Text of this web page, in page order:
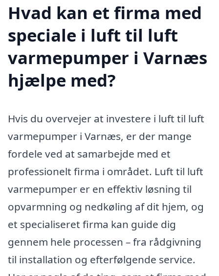
Hvad kan et firma med
speciale i luft til luft
varmepumper i Varnæs
hjælpe med?
Hvis du overvejer at investere i luft til luft
varmepumper i Varnæs, er der mange
fordele ved at samarbejde med et
professionelt firma i området. Luft til luft
varmepumper er en effektiv løsning til
opvarmning og nedkøling af dit hjem, og
et specialiseret firma kan guide dig
gennem hele processen – fra rådgivning
til installation og efterfølgende service.